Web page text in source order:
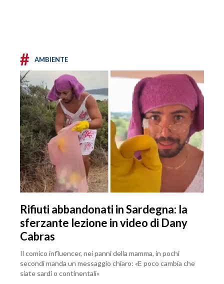
# AMBIENTE
Rifiuti abbandonati in Sardegna: la
sferzante lezione in video di Dany
Cabras
Il comico influencer, nei panni della mamma, in pochi
secondi manda un messaggio chiaro: «E poco cambia che
siate sardi o continentali»